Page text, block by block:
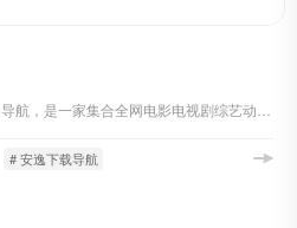
# 安逸下载导航